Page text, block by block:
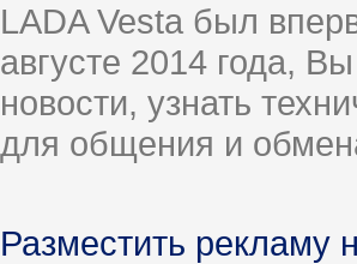
LADA Vesta был
августе 2014 года,
новости, узнать
для общения и
Разместить рекламу